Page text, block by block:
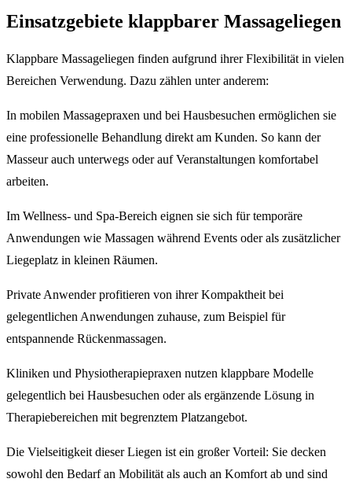
Einsatzgebiete klappbarer Massageliegen
Klappbare Massageliegen finden aufgrund ihrer Flexibilität in vielen
Bereichen Verwendung. Dazu zählen unter anderem:
In mobilen Massagepraxen und bei Hausbesuchen ermöglichen sie
eine professionelle Behandlung direkt am Kunden. So kann der
Masseur auch unterwegs oder auf Veranstaltungen komfortabel
arbeiten.
Im Wellness- und Spa-Bereich eignen sie sich für temporäre
Anwendungen wie Massagen während Events oder als zusätzlicher
Liegeplatz in kleinen Räumen.
Private Anwender profitieren von ihrer Kompaktheit bei
gelegentlichen Anwendungen zuhause, zum Beispiel für
entspannende Rückenmassagen.
Kliniken und Physiotherapiepraxen nutzen klappbare Modelle
gelegentlich bei Hausbesuchen oder als ergänzende Lösung in
Therapiebereichen mit begrenztem Platzangebot.
Die Vielseitigkeit dieser Liegen ist ein großer Vorteil: Sie decken
sowohl den Bedarf an Mobilität als auch an Komfort ab und sind